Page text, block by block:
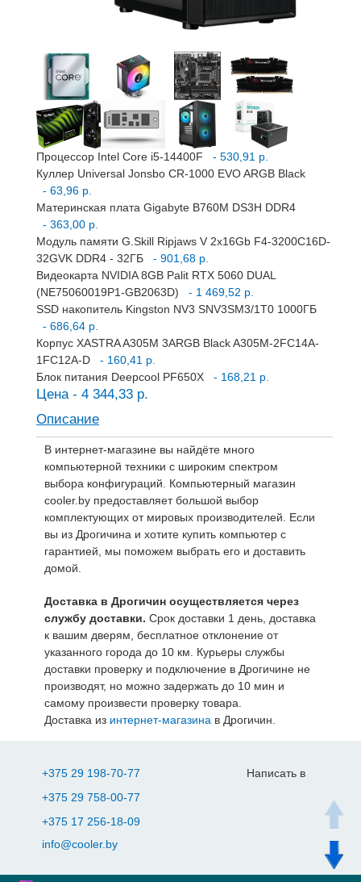
Процессор Intel Core i5-14400F
- 530,91 р.
Куллер Universal Jonsbo CR-1000 EVO ARGB Black
- 63,96 р.
Материнская плата Gigabyte B760M DS3H DDR4
- 363,00 р.
Модуль памяти G.Skill Ripjaws V 2x16Gb F4-3200C16D-
32GVK DDR4 - 32ГБ
- 901,68 р.
Видеокарта NVIDIA 8GB Palit RTX 5060 DUAL
(NE75060019P1-GB2063D)
- 1 469,52 р.
SSD накопитель Kingston NV3 SNV3SM3/1T0 1000ГБ
- 686,64 р.
Корпус XASTRA A305M 3ARGB Black A305M-2FC14A-
1FC12A-D
- 160,41 р.
Блок питания Deepcool PF650X
- 168,21 р.
Цена - 4 344,33 р.
Описание
В интернет-магазине вы найдёте много
компьютерной техники с широким спектром
выбора конфигураций. Компьютерный магазин
cooler.by предоставляет большой выбор
комплектующих от мировых производителей. Если
вы из Дрогичина и хотите купить компьютер с
гарантией, мы поможем выбрать его и доставить
домой.
Доставка в Дрогичин осуществляется через
службу доставки. Срок доставки 1 день, доставка
к вашим дверям, бесплатное отклонение от
указанного города до 10 км. Курьеры службы
доставки проверку и подключение в Дрогичине не
производят, но можно задержать до 10 мин и
самому произвести проверку товара.
Доставка из интернет-магазина в Дрогичин.
+375 29 198-70-77
+375 29 758-00-77
+375 17 256-18-09
info@cooler.by
Написать в